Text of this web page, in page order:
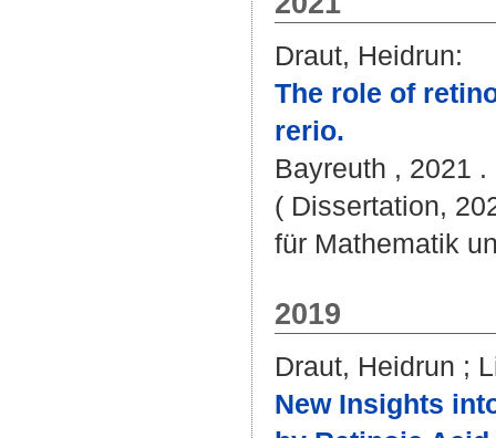
Draut, Heidrun:
The role of
rerio.
Bayreuth , 2021 .
( Dissertation,
für Mathematik
2019
Draut, Heidrun ;
New Insights